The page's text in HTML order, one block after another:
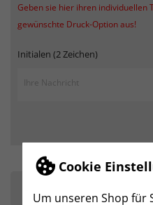
Cookie
Um unseren Shop für
Geben sie hier ihren individuellen
gewünschte Druck-Option aus!
Initialen (2 Zeichen)